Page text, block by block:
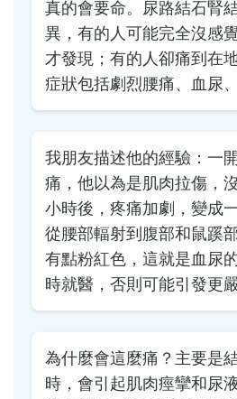
真的會要命。尿路結石腎
異，有的人可能完全沒感
才發現；有的人卻痛到在
症狀包括劇烈腰痛、血尿
我朋友描述他的經驗：一
痛，他以為是肌肉拉傷，
小時後，疼痛加劇，變成
從腰部輻射到腹部和鼠蹊
有點粉紅色，這就是血尿
時就醫，否則可能引發更
為什麼會這麼痛？主要是
時，會引起肌肉痙攣和尿